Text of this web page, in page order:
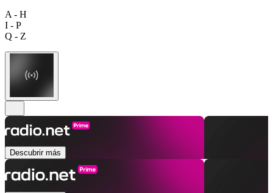
A - H
I - P
Q - Z
Descubrir más